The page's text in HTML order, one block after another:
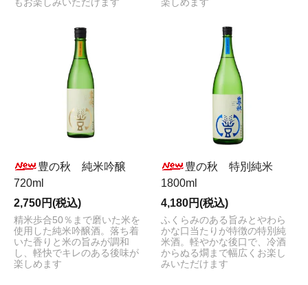
もお楽しみいただけます
楽しめます
豊の秋 純米吟醸
720ml
2,750円(税込)
精米歩合50％まで磨いた米を
使用した純米吟醸酒。落ち着
いた香りと米の旨みが調和
し、軽快でキレのある後味が
楽しめます
豊の秋 特別純米
1800ml
4,180円(税込)
ふくらみのある旨みとやわら
かな口当たりが特徴の特別純
米酒。軽やかな後口で、冷酒
からぬる燗まで幅広くお楽し
みいただけます